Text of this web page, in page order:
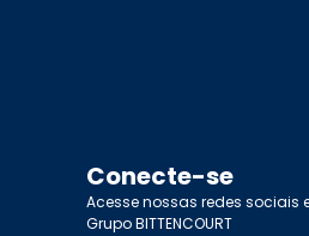
Conecte-se
Acesse nossas redes sociais
Grupo BITTENCOURT